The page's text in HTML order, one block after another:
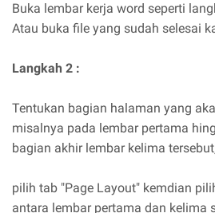
Buka lembar kerja word seperti
Atau buka file yang sudah selesai
Langkah 2 :
Tentukan bagian halaman yang
misalnya pada lembar pertama
bagian akhir lembar kelima
pilih tab "Page Layout" kemdian
antara lembar pertama dan kelima